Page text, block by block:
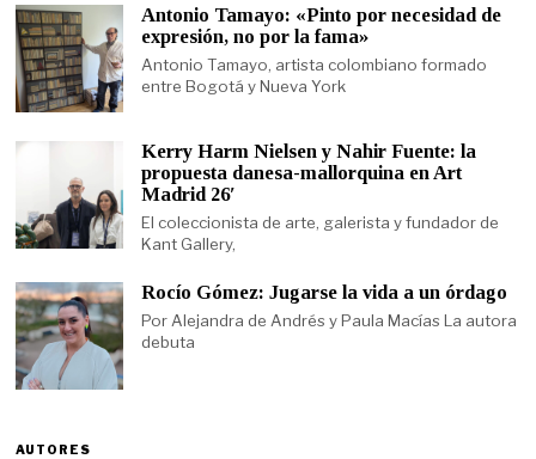
Antonio Tamayo: «Pinto por necesidad de
expresión, no por la fama»
Antonio Tamayo, artista colombiano formado
entre Bogotá y Nueva York
Kerry Harm Nielsen y Nahir Fuente: la
propuesta danesa-mallorquina en Art
Madrid 26′
El coleccionista de arte, galerista y fundador de
Kant Gallery,
Rocío Gómez: Jugarse la vida a un órdago
Por Alejandra de Andrés y Paula Macías La autora
debuta
AUTORES